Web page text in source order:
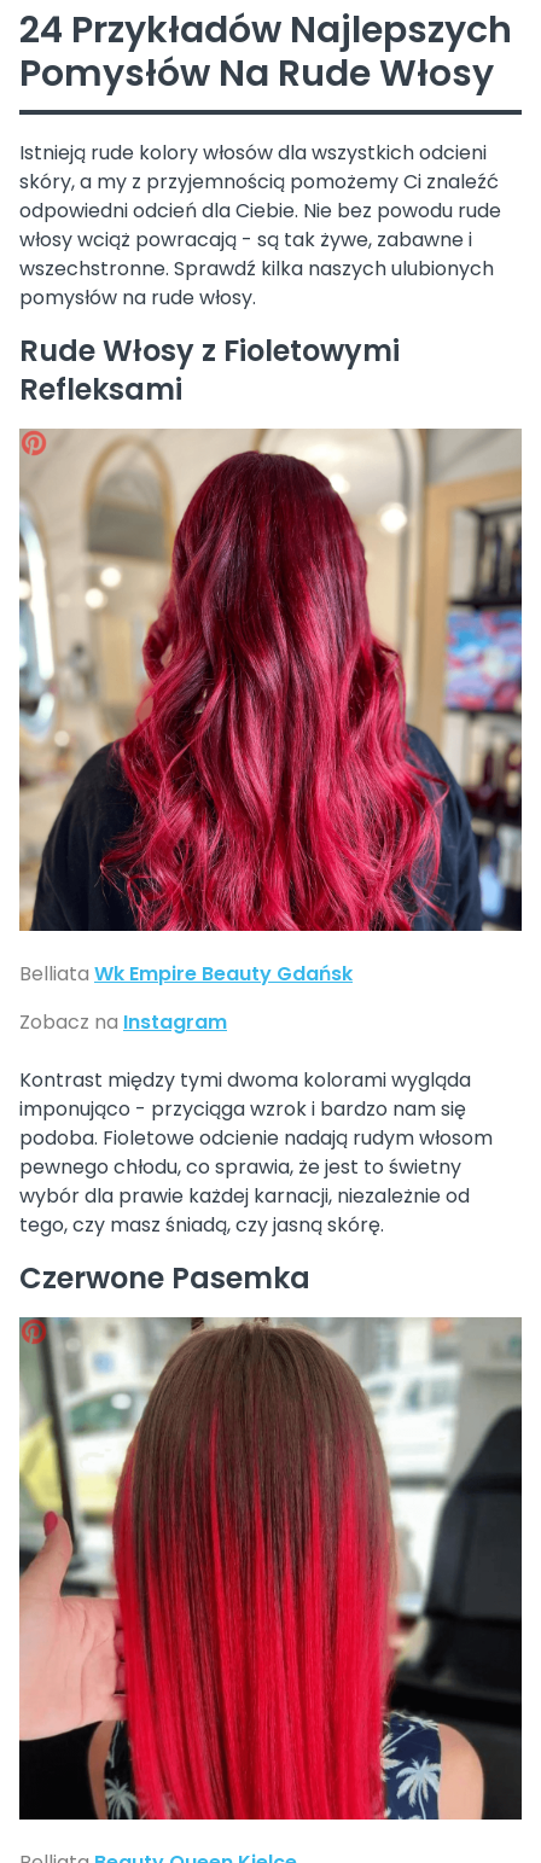
24 Przykładów Najlepszych
Pomysłów Na Rude Włosy
Istnieją rude kolory włosów dla wszystkich odcieni
skóry, a my z przyjemnością pomożemy Ci znaleźć
odpowiedni odcień dla Ciebie. Nie bez powodu rude
włosy wciąż powracają - są tak żywe, zabawne i
wszechstronne. Sprawdź kilka naszych ulubionych
pomysłów na rude włosy.
Rude Włosy z Fioletowymi
Refleksami
Belliata Wk Empire Beauty Gdańsk
Zobacz na Instagram
Kontrast między tymi dwoma kolorami wygląda
imponująco - przyciąga wzrok i bardzo nam się
podoba. Fioletowe odcienie nadają rudym włosom
pewnego chłodu, co sprawia, że jest to świetny
wybór dla prawie każdej karnacji, niezależnie od
tego, czy masz śniadą, czy jasną skórę.
Czerwone Pasemka